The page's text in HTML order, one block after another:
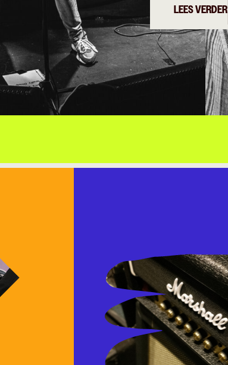
LEES VERDER